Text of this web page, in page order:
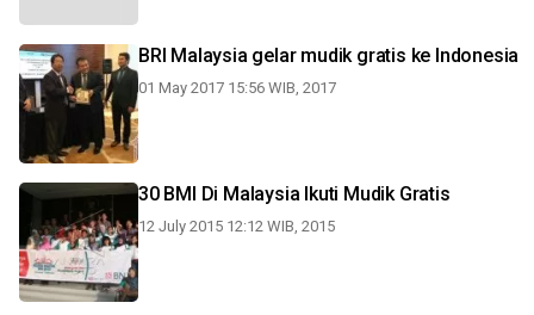
BRI Malaysia gelar mudik gratis ke Indonesia
01 May 2017 15:56 WIB, 2017
30 BMI Di Malaysia Ikuti Mudik Gratis
12 July 2015 12:12 WIB, 2015